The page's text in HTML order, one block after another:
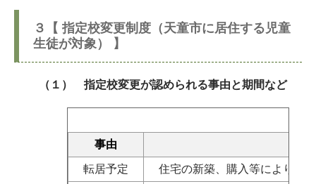
３【 指定校変更制度（天童市に居住する児童
生徒が対象） 】
（１） 指定校変更が認められる事由と期間など
事由
転居予定 住宅の新築、購入等により、